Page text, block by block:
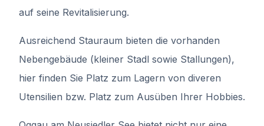
auf seine Revitalisierung.
Ausreichend Stauraum bieten die vorhanden
Nebengebäude (kleiner Stadl sowie Stallungen),
hier finden Sie Platz zum Lagern von diveren
Utensilien bzw. Platz zum Ausüben Ihrer Hobbies.